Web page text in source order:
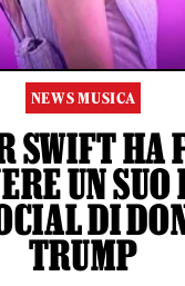
NEWS MUSICA
SWIFT HA
UN SUO
DI
TRUMP